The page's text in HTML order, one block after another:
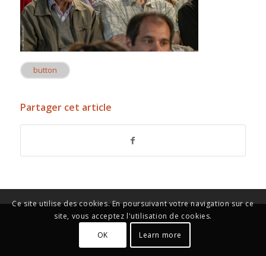
button
Partager cet article
Ce site utilise des cookies. En poursuivant votre navigation sur ce
site, vous acceptez l'utilisation de cookies.
OK
Learn more